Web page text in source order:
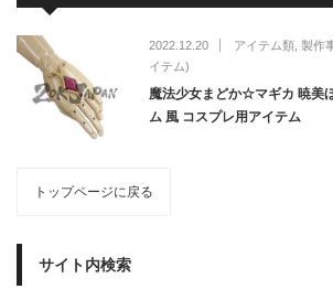
2022.12.20 アイテム類 製作
イテム)
魔法少女まどか☆マギカ 暁美
ム 風 コスプレ用アイテム
トップページに戻る
サイト内検索